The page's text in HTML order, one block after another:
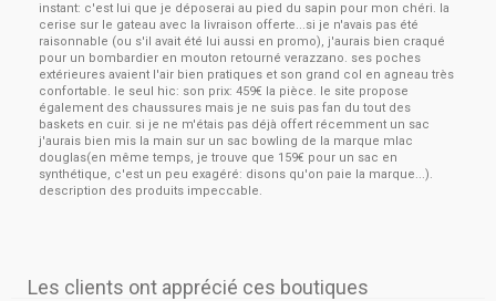
instant: c'est lui que je déposerai au pied du sapin pour mon chéri. la
cerise sur le gateau avec la livraison offerte...si je n'avais pas été
raisonnable (ou s'il avait été lui aussi en promo), j'aurais bien craqué
pour un bombardier en mouton retourné verazzano. ses poches
extérieures avaient l'air bien pratiques et son grand col en agneau très
confortable. le seul hic: son prix: 459€ la pièce. le site propose
également des chaussures mais je ne suis pas fan du tout des
baskets en cuir. si je ne m'étais pas déjà offert récemment un sac
j'aurais bien mis la main sur un sac bowling de la marque mlac
douglas(en même temps, je trouve que 159€ pour un sac en
synthétique, c'est un peu exagéré: disons qu'on paie la marque...).
description des produits impeccable.
Les clients ont apprécié ces boutiques